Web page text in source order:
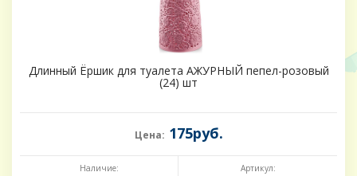
Длинный Ёршик для туалета АЖУРНЫЙ пепел-розовый
(24) шт
Цена: 175руб.
Наличие: Артикул: